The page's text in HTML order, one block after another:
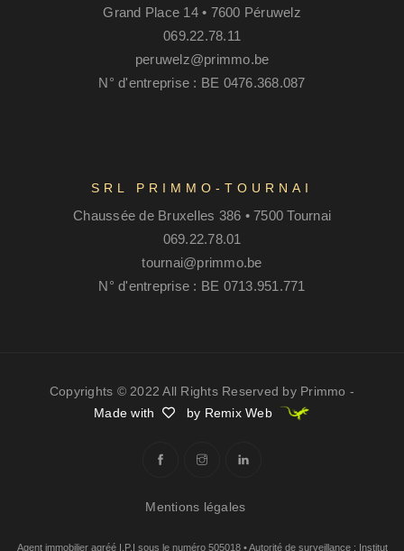
Grand Place 14 • 7600 Péruwelz
069.22.78.11
peruwelz@primmo.be
N° d'entreprise : BE 0476.368.087
SRL PRIMMO-TOURNAI
Chaussée de Bruxelles 386 • 7500 Tournai
069.22.78.01
tournai@primmo.be
N° d'entreprise : BE 0713.951.771
Copyrights © 2022 All Rights Reserved by Primmo -
Made with
by Remix Web
Mentions légales
Agent immobilier agréé I.P.I sous le numéro 505018 • Autorité de surveillance : Institut